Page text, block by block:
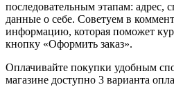
последовательным этапам: адрес,
данные о себе. Советуем в
информацию, которая поможет
кнопку «Оформить заказ».
Оплачивайте покупки удобным
магазине доступно 3 варианта